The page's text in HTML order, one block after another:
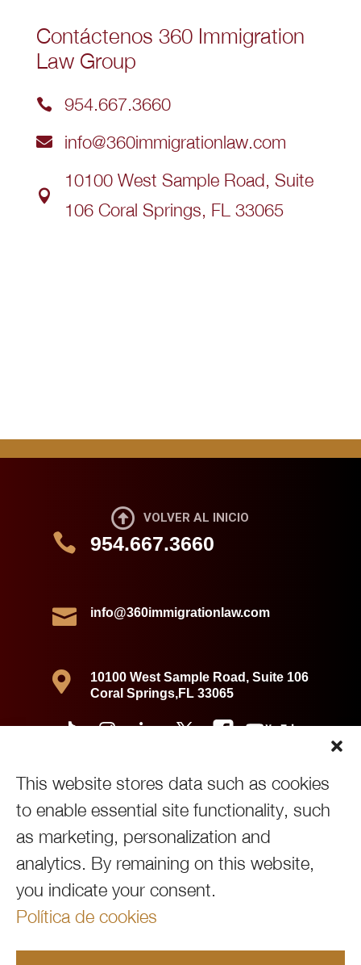
This website stores data such as cookies
to enable essential site functionality, such
as marketing, personalization and
analytics. By remaining on this website,
you indicate your consent.
Política de cookies
Contáctenos 360 Immigration
Law Group
 954.667.3660
 info@360immigrationlaw.com

10100 West Sample Road, Suite
106 Coral Springs, FL 33065
 VOLVER AL INICIO
 954.667.3660
 info@360immigrationlaw.com

10100 West Sample Road, Suite 106
Coral Springs,FL 33065